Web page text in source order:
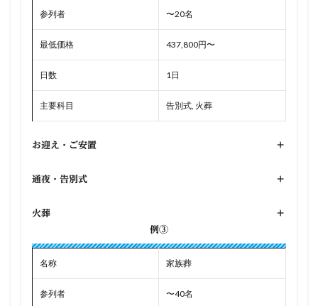
参列者 〜20名
最低価格 437,800円〜
日数 1日
主要科目 告別式, 火葬
お迎え・ご安置 +
通夜・告別式 +
火葬
+
例③
名称 家族葬
参列者 〜40名